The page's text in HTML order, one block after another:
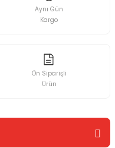
Aynı Gün
Kargo
Ön Siparişli
Ürün